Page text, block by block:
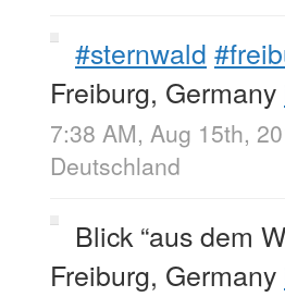
#sternwald
Freiburg, Germany
7:38 AM, Aug 15th,
Deutschland
Blick “aus dem
Freiburg, Germany